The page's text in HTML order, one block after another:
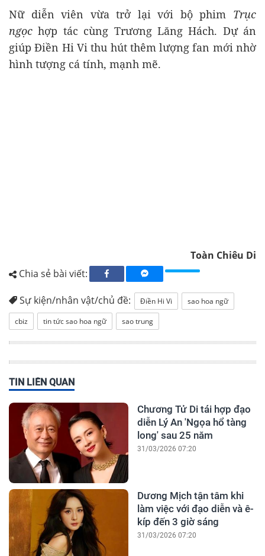
Nữ diễn viên vừa trở lại với bộ phim Trục
ngọc hợp tác cùng Trương Lăng Hách. Dự án
giúp Điền Hi Vi thu hút thêm lượng fan mới nhờ
hình tượng cá tính, mạnh mẽ.
Toàn Chiêu Di
Chia sẻ bài viết:
Sự kiện/nhân vật/chủ đề: Điền Hi Vi
sao hoa ngữ
cbiz
tin tức sao hoa ngữ sao trung
TIN LIÊN QUAN
Chương Tử Di tái hợp đạo
diễn Lý An 'Ngọa hổ tàng
long' sau 25 năm
31/03/2026 07:20
Dương Mịch tận tâm khi
làm việc với đạo diễn và ê-
kíp đến 3 giờ sáng
31/03/2026 07:20